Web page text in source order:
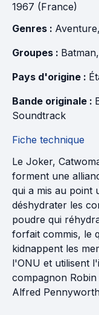
1967 (France)
Genres : Aventure,
Groupes : Batman,
Pays d'origine :
Bande originale :
Soundtrack
Fiche technique
Le Joker,
forment une
qui a mis au point
déshydrater les
poudre qui
forfait commis, le
kidnappent les
l'ONU et utilisent
compagnon
Alfred